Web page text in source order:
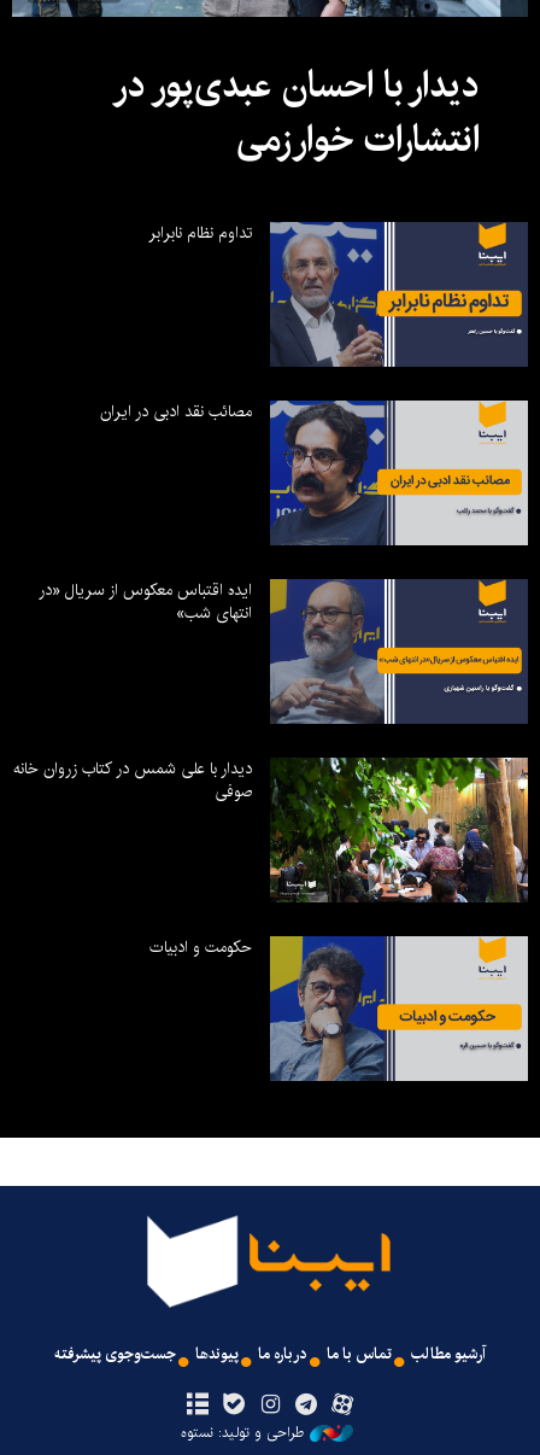
دیدار با احسان عبدی‌پور در
انتشارات خوارزمی
تداوم نظام نابرابر
مصائب نقد ادبی در ایران
ایده اقتباس معکوس از سریال «در
انتهای شب»
دیدار با علی شمس در کتاب زروان خانه
صوفی
حکومت و ادبیات
آرشیو مطالب تماس با ما درباره ما پیوندها جست‌وجوی پیشرفته
طراحی و تولید: نستوه